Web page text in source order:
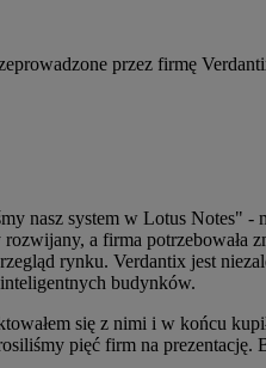
przez firmę
nasz system w Lotus Notes"
a firma potrzebowała
rynku. Verdantix jest
budynków.
się z nimi i w końcu
pięć firm na